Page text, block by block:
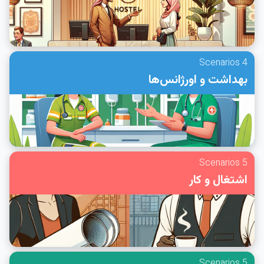
4 Scenarios
بهداشت و اورژانس‌ها
5 Scenarios
اشتغال و کار